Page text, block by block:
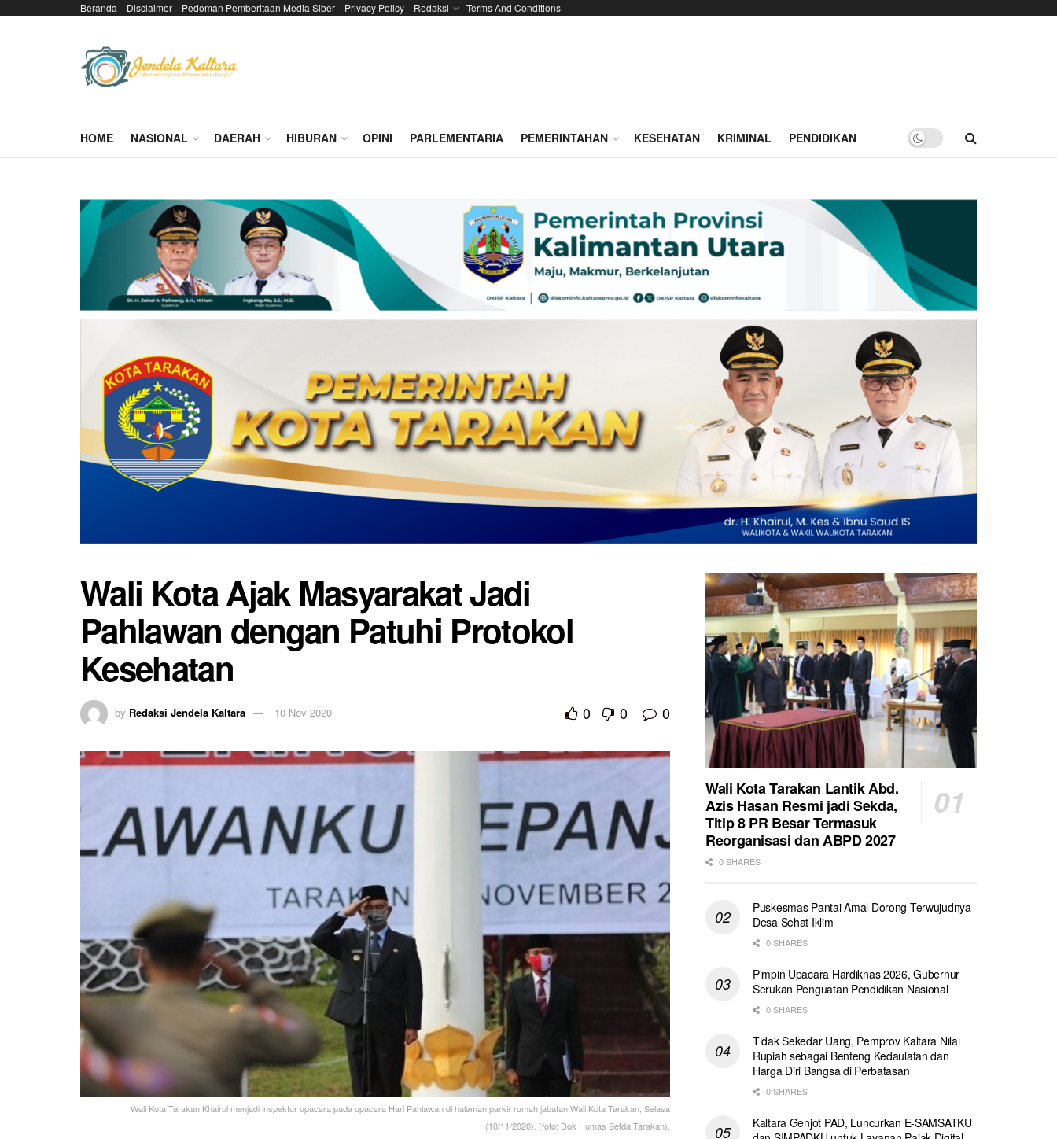
Beranda Disclaimer Pedoman Pemberitaan Media Siber Privacy Policy Redaksi Terms And Conditions
HOME NASIONAL DAERAH HIBURAN OPINI PARLEMENTARIA PEMERINTAHAN KESEHATAN KRIMINAL PENDIDIKAN
Wali Kota Ajak Masyarakat Jadi
Pahlawan dengan Patuhi Protokol
Kesehatan
by Redaksi Jendela Kaltara 10 Nov 2020 0 0 0
Wali Kota Tarakan Khairul menjadi inspektur upacara pada upacara Hari Pahlawan di halaman parkir rumah jabatan Wali Kota Tarakan, Selasa
(10/11/2020). (foto: Dok Humas Setda Tarakan).
Wali Kota Tarakan Lantik Abd.
Azis Hasan Resmi jadi Sekda,
Titip 8 PR Besar Termasuk
Reorganisasi dan ABPD 2027
0 SHARES
Puskesmas Pantai Amal Dorong Terwujudnya
Desa Sehat Iklim
0 SHARES
Pimpin Upacara Hardiknas 2026, Gubernur
Serukan Penguatan Pendidikan Nasional
0 SHARES
Tidak Sekedar Uang, Pemprov Kaltara Nilai
Rupiah sebagai Benteng Kedaulatan dan
Harga Diri Bangsa di Perbatasan
0 SHARES
Kaltara Genjot PAD, Luncurkan E-SAMSATKU